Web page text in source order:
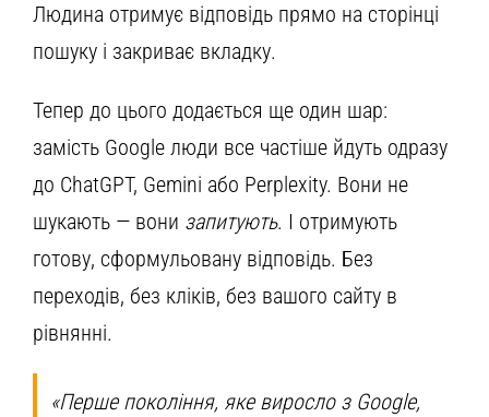
Людина отримує відповідь прямо на сторінці
пошуку і закриває вкладку.
Тепер до цього додається ще один шар:
замість Google люди все частіше йдуть одразу
до ChatGPT, Gemini або Perplexity. Вони не
шукають — вони запитують. І отримують
готову, сформульовану відповідь. Без
переходів, без кліків, без вашого сайту в
рівнянні.
«Перше покоління, яке виросло з Google,